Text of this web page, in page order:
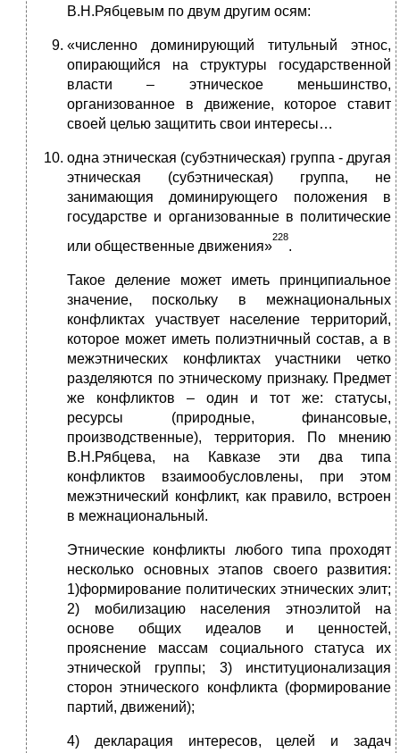
В.Н.Рябцевым по двум другим осям:
«численно доминирующий титульный этнос,
опирающийся на структуры государственной
власти – этническое меньшинство,
организованное в движение, которое ставит
своей целью защитить свои интересы…
одна этническая (субэтническая) группа - другая
этническая (субэтническая) группа, не
занимающия доминирующего положения в
государстве и организованные в политические
или общественные движения»
228
.
Такое деление может иметь принципиальное
значение, поскольку в межнациональных
конфликтах участвует население территорий,
которое может иметь полиэтничный состав, а в
межэтнических конфликтах участники четко
разделяются по этническому признаку. Предмет
же конфликтов – один и тот же: статусы,
ресурсы (природные, финансовые,
производственные), территория. По мнению
В.Н.Рябцева, на Кавказе эти два типа
конфликтов взаимообусловлены, при этом
межэтнический конфликт, как правило, встроен
в межнациональный.
Этнические конфликты любого типа проходят
несколько основных этапов своего развития:
1)формирование политических этнических элит;
2) мобилизацию населения этноэлитой на
основе общих идеалов и ценностей,
прояснение массам социального статуса их
этнической группы; 3) институционализация
сторон этнического конфликта (формирование
партий, движений);
4) декларация интересов, целей и задач